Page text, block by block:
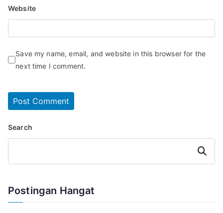
Website
Save my name, email, and website in this browser for the
next time I comment.
Search
Search
Postingan Hangat